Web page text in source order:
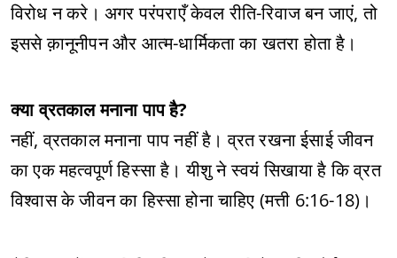
विरोध न करे। अगर परंपराएँ केवल रीति-रिवाज बन जाएं, तो
इससे क़ानूनीपन और आत्म-धार्मिकता का खतरा होता है।
क्या व्रतकाल मनाना पाप है?
नहीं, व्रतकाल मनाना पाप नहीं है। व्रत रखना ईसाई जीवन
का एक महत्वपूर्ण हिस्सा है। यीशु ने स्वयं सिखाया है कि व्रत
विश्वास के जीवन का हिस्सा होना चाहिए (मत्ती 6:16-18)।